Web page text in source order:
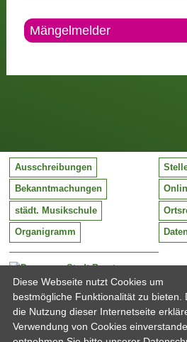
Mängelmelder
Stadt Barntrup
Mittelstraße 38
32683 Barntrup
Tel:
Email:
05263 / 409-0
info@barntrup.de
Ausschreibungen
Bekanntmachungen
städt. Musikschule
Organigramm
Diese Webseite nutzt Cookies um
bestmögliche Funktionalität zu bieten.
die Nutzung dieser Internetseite
Verwendung von Cookies